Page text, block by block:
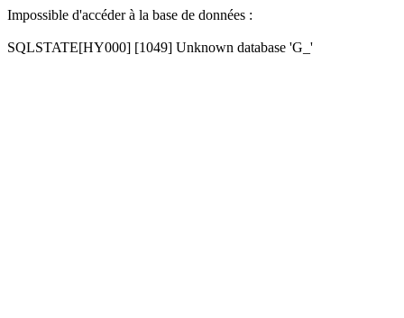
Impossible d'accéder à la base de données :
SQLSTATE[HY000] [1049] Unknown database 'G_'